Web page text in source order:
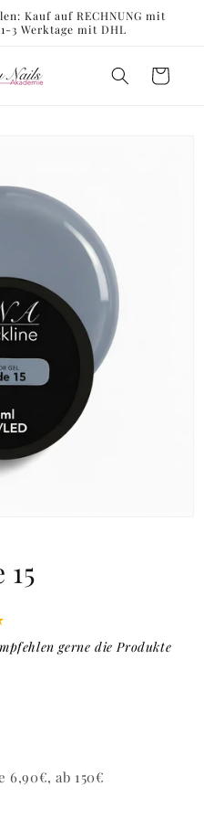
Kauf auf RECHNUNG mit
3 Werktage mit DHL
Warenkorb
gerne die Produkte
6,90€, ab 150€